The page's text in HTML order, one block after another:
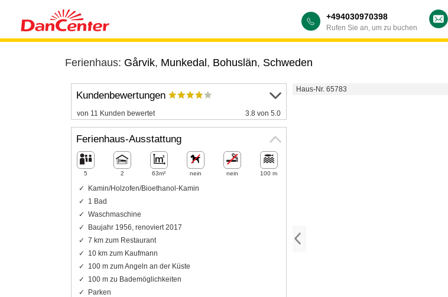
+494030970398
Rufen Sie an, um zu buchen
Ferienhaus: Gårvik, Munkedal , Bohuslän, Schweden
Haus-Nr. 65783
Kundenbewertungen
von 11 Kunden bewertet 3.8 von 5.0
Ferienhaus-Ausstattung
5 2 63m² nein nein 100 m
Kamin/Holzofen/Bioethanol-Kamin
1 Bad
Waschmaschine
Baujahr 1956, renoviert 2017
7 km zum Restaurant
10 km zum Kaufmann
100 m zum Angeln an der Küste
100 m zu Bademöglichkeiten
Parken